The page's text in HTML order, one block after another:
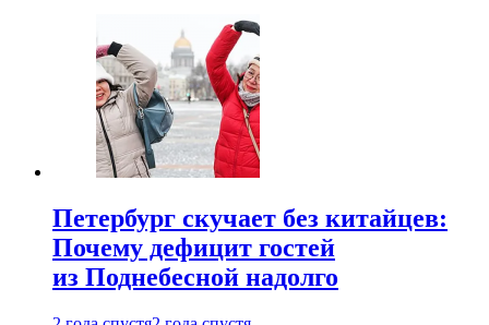
Петербург скучает без китайцев:
Почему дефицит гостей
из Поднебесной надолго